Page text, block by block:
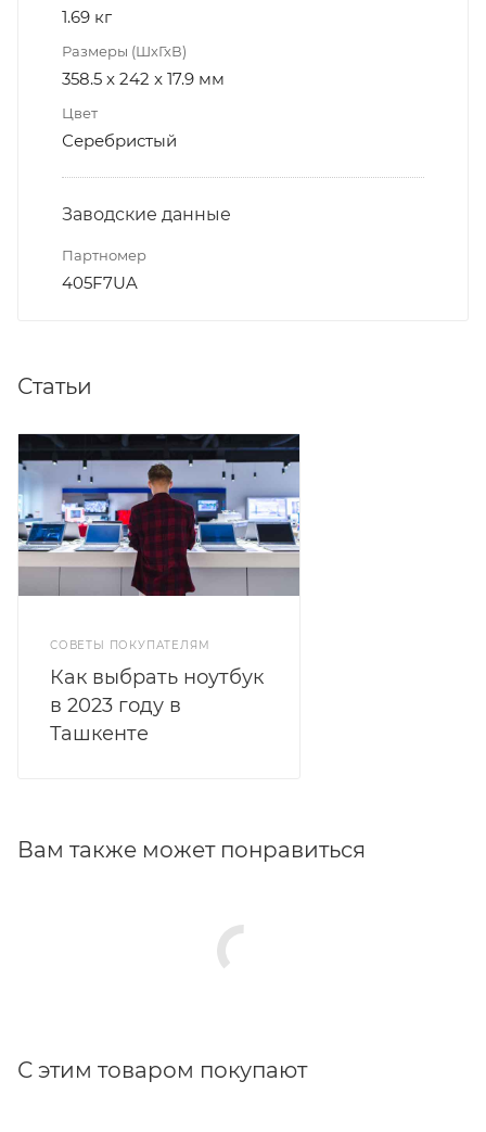
1.69 кг
Размеры (ШхГхВ)
358.5 x 242 x 17.9 мм
Цвет
Серебристый
Заводские данные
Партномер
405F7UA
Статьи
СОВЕТЫ ПОКУПАТЕЛЯМ
Как выбрать ноутбук
в 2023 году в
Ташкенте
Вам также может понравиться
С этим товаром покупают